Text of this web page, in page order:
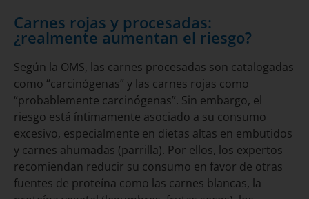
Carnes rojas y procesadas:
¿realmente aumentan el riesgo?
Según la OMS, las carnes procesadas son catalogadas
como “carcinógenas” y las carnes rojas como
“probablemente carcinógenas”. Sin embargo, el
riesgo está íntimamente asociado a su consumo
excesivo, especialmente en dietas altas en embutidos
y carnes ahumadas (parrilla). Por ellos, los expertos
recomiendan reducir su consumo en favor de otras
fuentes de proteína como las carnes blancas, la